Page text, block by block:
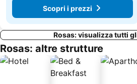
Scopri i prezzi
Rosas: visualizza tutti
Rosas: altre strutture